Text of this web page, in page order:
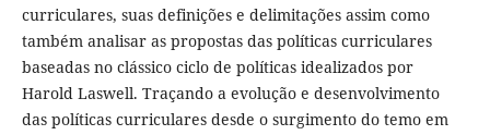
curriculares, suas definições e delimitações assim como
também analisar as propostas das políticas curriculares
baseadas no clássico ciclo de políticas idealizados por
Harold Laswell. Traçando a evolução e desenvolvimento
das políticas curriculares desde o surgimento do temo em